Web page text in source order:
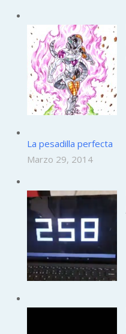
La pesadilla perfecta
Marzo 29, 2014